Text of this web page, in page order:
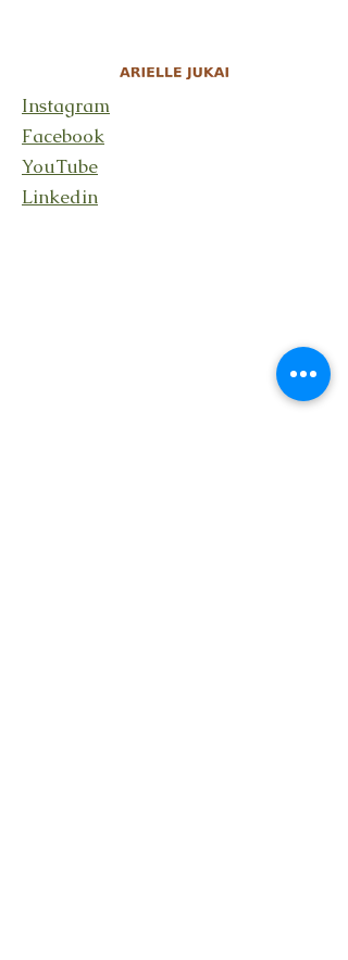
Instagram
Facebook
YouTube
Linkedin